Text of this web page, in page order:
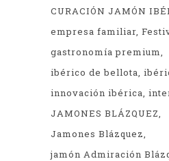
CURACIÓN JAMÓN
empresa familiar
gastronomía premium
ibérico de bellota
innovación ibérica
JAMONES BLÁZQUEZ
Jamones Blázquez
jamón Admiración